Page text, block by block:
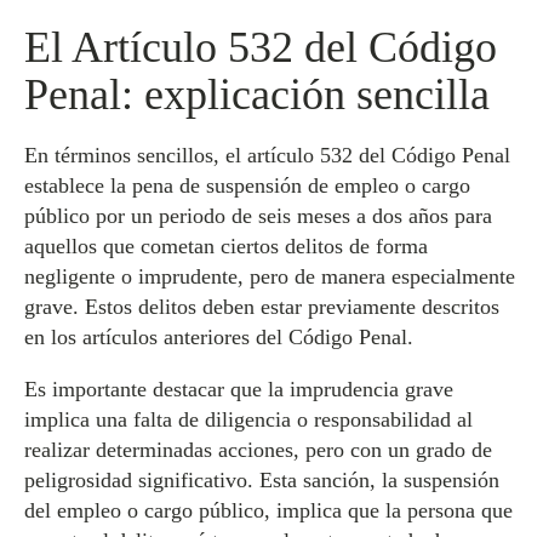
El Artículo 532 del Código
Penal: explicación sencilla
En términos sencillos, el artículo 532 del Código Penal
establece la pena de suspensión de empleo o cargo
público por un periodo de seis meses a dos años para
aquellos que cometan ciertos delitos de forma
negligente o imprudente, pero de manera especialmente
grave. Estos delitos deben estar previamente descritos
en los artículos anteriores del Código Penal.
Es importante destacar que la imprudencia grave
implica una falta de diligencia o responsabilidad al
realizar determinadas acciones, pero con un grado de
peligrosidad significativo. Esta sanción, la suspensión
del empleo o cargo público, implica que la persona que